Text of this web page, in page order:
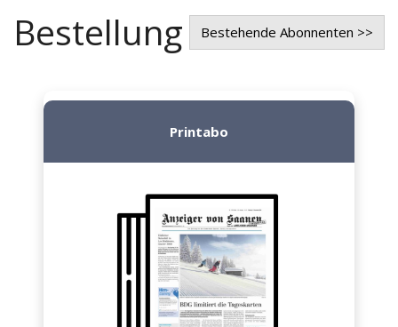
Bestellung Bestehende Abonnenten >>
Printabo